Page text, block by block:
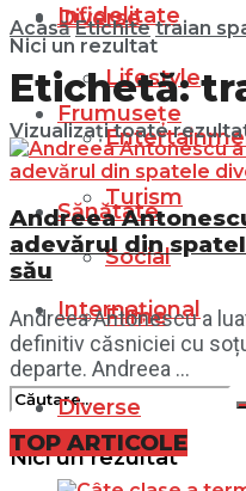
Diverse
Lifestyle
Turism
Social
Filme
Nici un rezultat
Infidelitate
Frumusețe
Sănătate
Internațional
Diverse
Nici un rezultat
Vizualizați toate
Acasă Etichite traian
Etichetă:
Andreea
adevărul din
său
Andreea Antonescu a
definitiv căsniciei cu
departe. Andreea ...
TOP ARTICOLE